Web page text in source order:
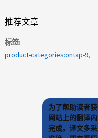
推荐文章
标签
product-categories:ontap-9
为了帮助读者
网站上的翻译
完成。译文多